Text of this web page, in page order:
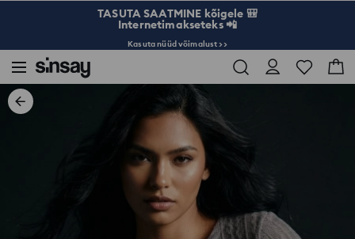
TASUTA SAATMINE kõigele 🎒
Internetimakseteks 📲
Kasuta nüüd võimalust >>